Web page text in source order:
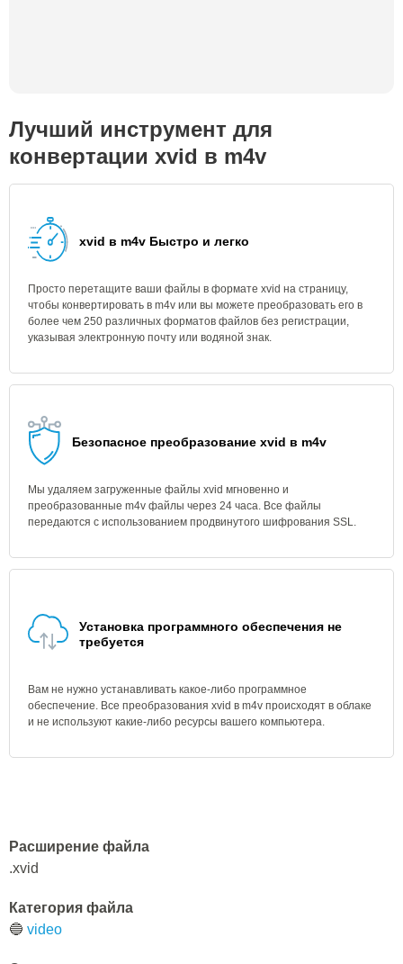
Лучший инструмент для
конвертации xvid в m4v
xvid в m4v Быстро и легко
Просто перетащите ваши файлы в формате xvid на страницу,
чтобы конвертировать в m4v или вы можете преобразовать его в
более чем 250 различных форматов файлов без регистрации,
указывая электронную почту или водяной знак.
Безопасное преобразование xvid в m4v
Мы удаляем загруженные файлы xvid мгновенно и
преобразованные m4v файлы через 24 часа. Все файлы
передаются с использованием продвинутого шифрования SSL.
Установка программного обеспечения не
требуется
Вам не нужно устанавливать какое-либо программное
обеспечение. Все преобразования xvid в m4v происходят в облаке
и не используют какие-либо ресурсы вашего компьютера.
Расширение файла
.xvid
Категория файла
🔵 video